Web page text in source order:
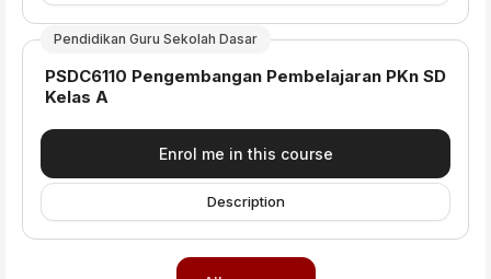
Pendidikan Guru Sekolah Dasar
Course name
PSDC6110 Pengembangan Pembelajaran PKn SD
Kelas A
Enrol me in this course
Description